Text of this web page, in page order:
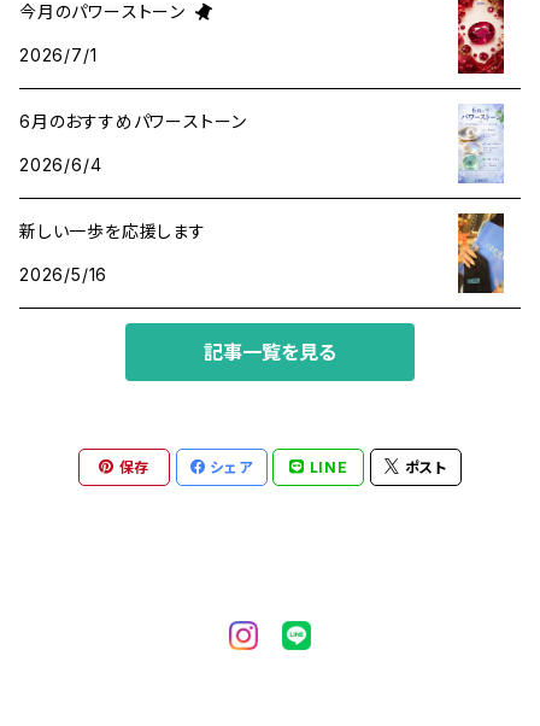
成功・パワー
アベンチュリン
アラゴナイト
今月のパワーストーン
2026/7/1
6月のおすすめパワーストーン
2026/6/4
新しい一歩を応援します
2026/5/16
記事一覧を見る
保存 シェア LINE ポスト